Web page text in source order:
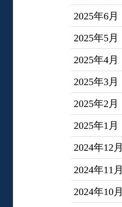
2025年6月
2025年5月
2025年4月
2025年3月
2025年2月
2025年1月
2024年12月
2024年11月
2024年10月